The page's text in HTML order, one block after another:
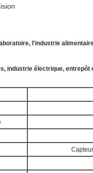
l'industrie
industrie électrique, entrepôt